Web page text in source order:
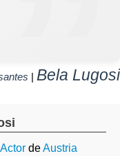
| Bela Lugosi
Actor deAustria